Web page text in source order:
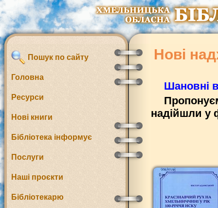
Пошук по сайту
Головна
Ресурси
Нові книги
Бібліотека інформує
Послуги
Наші проєкти
Бібліотекарю
Нові
Шановні
надійшли у